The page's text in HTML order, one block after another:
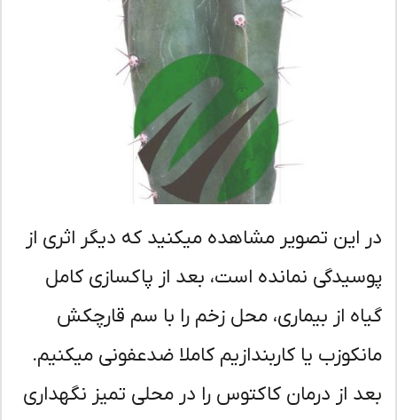
این تصویر مشاهده میکنید که دیگر اثری از
نمانده است، بعد از پاکسازی کامل
از بیماری، محل زخم را با سم قارچکش
یا کاربندازیم کاملا ضدعفونی میکنیم.
از درمان کاکتوس را در محلی تمیز نگهداری